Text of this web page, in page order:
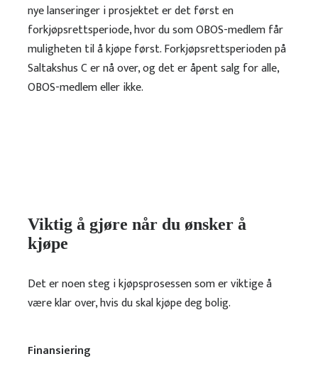
nye lanseringer i prosjektet er det først en
forkjøpsrettsperiode, hvor du som OBOS-medlem får
muligheten til å kjøpe først. Forkjøpsrettsperioden på
Saltakshus C er nå over, og det er åpent salg for alle,
OBOS-medlem eller ikke.
Viktig å gjøre når du ønsker å
kjøpe
Det er noen steg i kjøpsprosessen som er viktige å
være klar over, hvis du skal kjøpe deg bolig.
Finansiering